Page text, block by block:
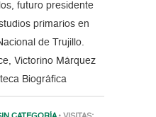
futuro presidente
primarios en
de Trujillo.
Victorino Márquez
Biográfica